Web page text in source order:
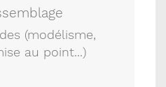
(modélisme,
au point...)